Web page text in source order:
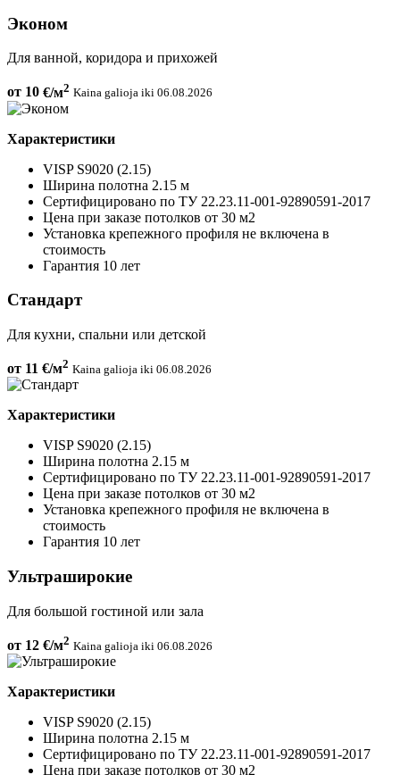
Эконом
Для ванной, коридора и прихожей
от 10 €/м2 Kaina galioja iki 06.08.2026
Характеристики
VISP S9020 (2.15)
Ширина полотна 2.15 м
Сертифицировано по ТУ 22.23.11-001-92890591-2017
Цена при заказе потолков от 30 м2
Установка крепежного профиля не включена в
стоимость
Гарантия 10 лет
Стандарт
Для кухни, спальни или детской
от 11 €/м2 Kaina galioja iki 06.08.2026
Характеристики
VISP S9020 (2.15)
Ширина полотна 2.15 м
Сертифицировано по ТУ 22.23.11-001-92890591-2017
Цена при заказе потолков от 30 м2
Установка крепежного профиля не включена в
стоимость
Гарантия 10 лет
Ультраширокие
Для большой гостиной или зала
от 12 €/м2 Kaina galioja iki 06.08.2026
Характеристики
VISP S9020 (2.15)
Ширина полотна 2.15 м
Сертифицировано по ТУ 22.23.11-001-92890591-2017
Цена при заказе потолков от 30 м2